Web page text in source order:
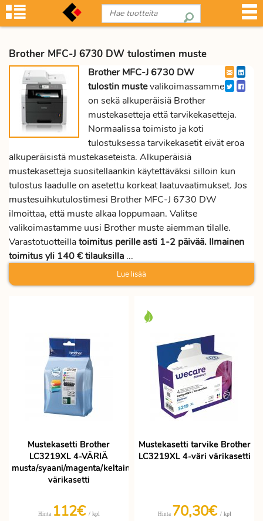
Brother MFC-J 6730 DW tulostimen muste
Brother MFC-J 6730 DW
tulostin mustevalikoimassamme
on sekä alkuperäisiä Brother
mustekasetteja että tarvikekasetteja.
Normaalissa toimisto ja koti
tulostuksessa tarvikekasetit eivät eroa
alkuperäisistä mustekaseteista. Alkuperäisiä
mustekasetteja suositellaankin käytettäväksi silloin kun
tulostus laadulle on asetettu korkeat laatuvaatimukset. Jos
mustesuihkutulostimesi Brother MFC-J 6730 DW
ilmoittaa, että muste alkaa loppumaan. Valitse
valikoimastamme uusi Brother muste aiemman tilalle.
Varastotuotteillatoimitus perille asti 1-2 päivää. Ilmainen
toimitus yli 140 € tilauksilla ...
Lue lisää
Mustekasetti Brother
LC3219XL 4-VÄRIÄ
musta/syaani/magenta/keltainen
värikasetti
Hinta 112€ / kpl
Mustekasetti tarvike Brother
LC3219XL 4-väri värikasetti
Hinta 70,30€ / kpl